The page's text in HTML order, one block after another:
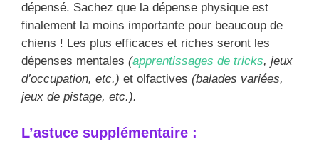
dépensé. Sachez que la dépense physique est
finalement la moins importante pour beaucoup de
chiens ! Les plus efficaces et riches seront les
dépenses mentales (apprentissages de tricks, jeux
d’occupation, etc.) et olfactives (balades variées,
jeux de pistage, etc.).
L’astuce supplémentaire :